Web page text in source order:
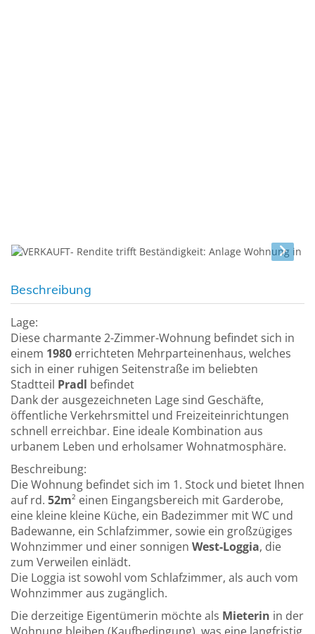
Beschreibung
Lage:
Diese charmante 2-Zimmer-Wohnung befindet sich in
einem 1980 errichteten Mehrparteinenhaus, welches
sich in einer ruhigen Seitenstraße im beliebten
Stadtteil Pradl befindet
Dank der ausgezeichneten Lage sind Geschäfte,
öffentliche Verkehrsmittel und Freizeiteinrichtungen
schnell erreichbar. Eine ideale Kombination aus
urbanem Leben und erholsamer Wohnatmosphäre.
Beschreibung:
Die Wohnung befindet sich im 1. Stock und bietet Ihnen
auf rd. 52m² einen Eingangsbereich mit Garderobe,
eine kleine kleine Küche, ein Badezimmer mit WC und
Badewanne, ein Schlafzimmer, sowie ein großzügiges
Wohnzimmer und einer sonnigen West-Loggia, die
zum Verweilen einlädt.
Die Loggia ist sowohl vom Schlafzimmer, als auch vom
Wohnzimmer aus zugänglich.
Die derzeitige Eigentümerin möchte als Mieterin in der